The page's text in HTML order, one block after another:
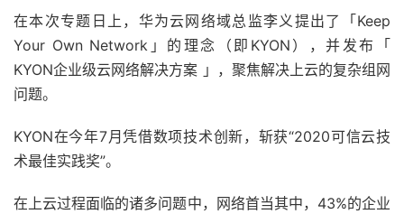
在本次专题日上，华为云网络域总监李义提出了「Keep
Your Own Network」的理念（即KYON），并发布「
KYON企业级云网络解决方案 」，聚焦解决上云的复杂组网
问题。
KYON在今年7月凭借数项技术创新，斩获“2020可信云技
术最佳实践奖”。
在上云过程面临的诸多问题中，网络首当其中，43%的企业